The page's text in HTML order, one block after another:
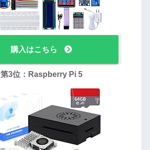
購入はこちら
第3位：Raspberry Pi 5